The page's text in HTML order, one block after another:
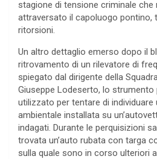
stagione di tensione criminale che
attraversato il capoluogo pontino,
ritorsioni.
Un altro dettaglio emerso dopo il
ritrovamento di un rilevatore di
spiegato dal dirigente della
Giuseppe Lodeserto, lo
utilizzato per tentare di
ambientale installata su
indagati. Durante le perquisizioni
trovata un’auto rubata con targa
sulla quale sono in corso ulteriori